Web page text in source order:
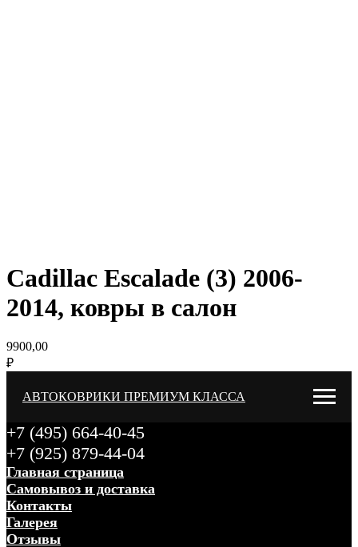
Cadillac Escalade (3) 2006-
2014, ковры в салон
9900,00
₽
АВТОКОВРИКИ ПРЕМИУМ КЛАССА
+7 (495) 664-40-45
+7 (925) 879-44-04
Главная страница
Самовывоз и доставка
Контакты
Галерея
Отзывы